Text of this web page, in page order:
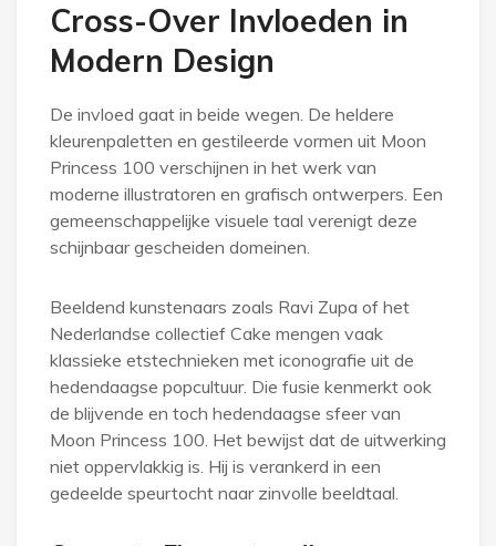
Cross-Over Invloeden in
Modern Design
De invloed gaat in beide wegen. De heldere
kleurenpaletten en gestileerde vormen uit Moon
Princess 100 verschijnen in het werk van
moderne illustratoren en grafisch ontwerpers. Een
gemeenschappelijke visuele taal verenigt deze
schijnbaar gescheiden domeinen.
Beeldend kunstenaars zoals Ravi Zupa of het
Nederlandse collectief Cake mengen vaak
klassieke etstechnieken met iconografie uit de
hedendaagse popcultuur. Die fusie kenmerkt ook
de blijvende en toch hedendaagse sfeer van
Moon Princess 100. Het bewijst dat de uitwerking
niet oppervlakkig is. Hij is verankerd in een
gedeelde speurtocht naar zinvolle beeldtaal.